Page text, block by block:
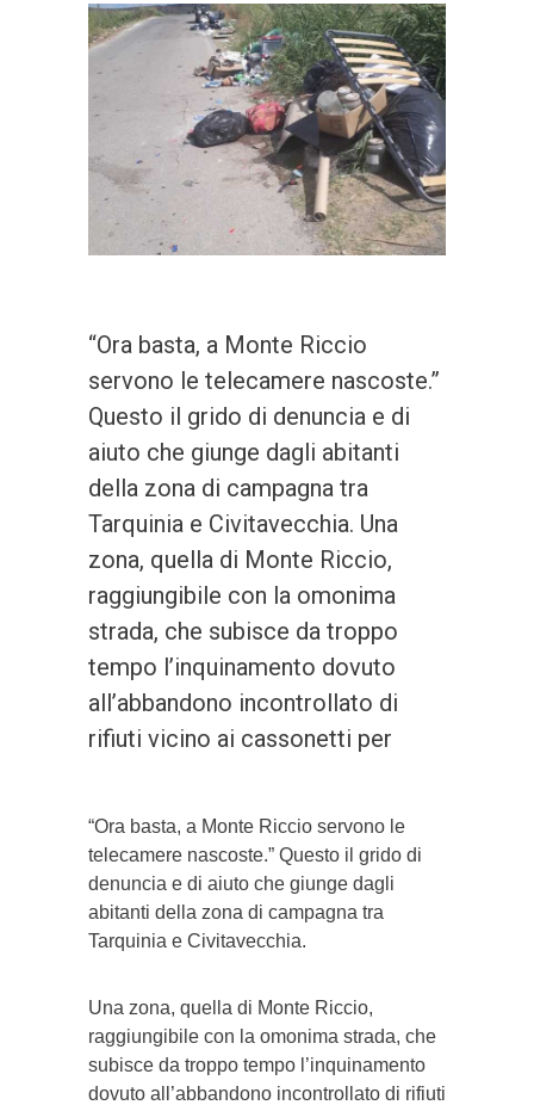
“Ora basta, a Monte Riccio
servono le telecamere nascoste.”
Questo il grido di denuncia e di
aiuto che giunge dagli abitanti
della zona di campagna tra
Tarquinia e Civitavecchia. Una
zona, quella di Monte Riccio,
raggiungibile con la omonima
strada, che subisce da troppo
tempo l’inquinamento dovuto
all’abbandono incontrollato di
rifiuti vicino ai cassonetti per
“Ora basta, a Monte Riccio servono le
telecamere nascoste.” Questo il grido di
denuncia e di aiuto che giunge dagli
abitanti della zona di campagna tra
Tarquinia e Civitavecchia.
Una zona, quella di Monte Riccio,
raggiungibile con la omonima strada, che
subisce da troppo tempo l’inquinamento
dovuto all’abbandono incontrollato di rifiuti